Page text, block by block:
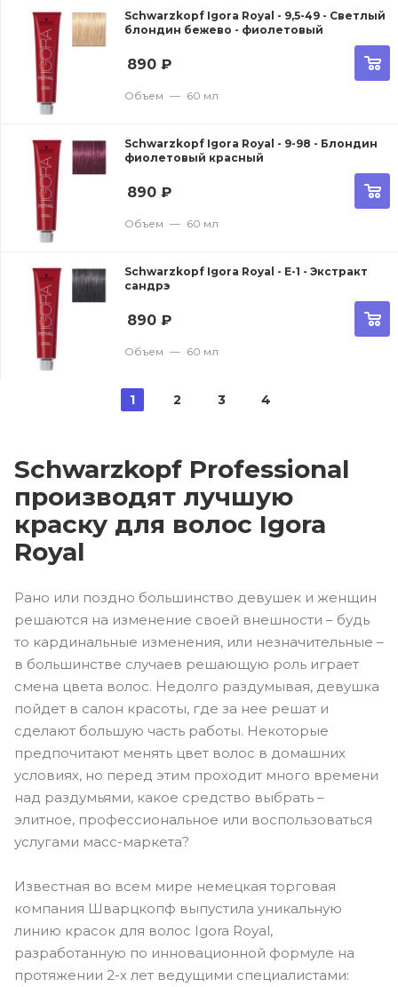
Schwarzkopf Igora Royal - 9,5-49 - Светлый
блондин бежево - фиолетовый
890 ₽
Объем — 60 мл
Schwarzkopf Igora Royal - 9-98 - Блондин
фиолетовый красный
890 ₽
Объем — 60 мл
Schwarzkopf Igora Royal - E-1 - Экстракт
сандрэ
890 ₽
Объем — 60 мл
1 2 3 4
Schwarzkopf Professional
производят лучшую
краску для волос Igora
Royal
Рано или поздно большинство девушек и женщин
решаются на изменение своей внешности – будь
то кардинальные изменения, или незначительные –
в большинстве случаев решающую роль играет
смена цвета волос. Недолго раздумывая, девушка
пойдет в салон красоты, где за нее решат и
сделают большую часть работы. Некоторые
предпочитают менять цвет волос в домашних
условиях, но перед этим проходит много времени
над раздумьями, какое средство выбрать –
элитное, профессиональное или воспользоваться
услугами масс-маркета?
Известная во всем мире немецкая торговая
компания Шварцкопф выпустила уникальную
линию красок для волос Igora Royal,
разработанную по инновационной формуле на
протяжении 2-х лет ведущими специалистами: